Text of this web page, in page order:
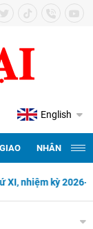
English
NHÂN
2026-2031